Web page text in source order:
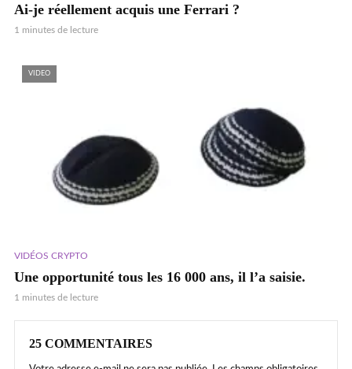
Ai-je réellement acquis une Ferrari ?
1 minutes de lecture
VIDEO
VIDÉOS CRYPTO
Une opportunité tous les 16 000 ans, il l’a saisie.
1 minutes de lecture
25 COMMENTAIRES